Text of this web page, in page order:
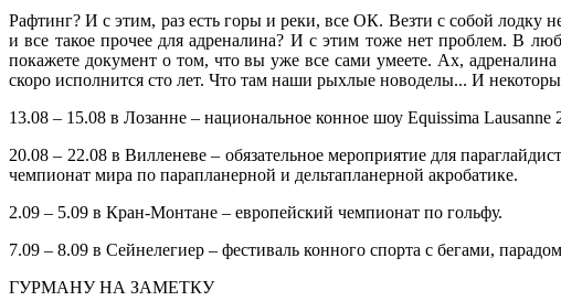
Рафтинг? И с этим, раз есть горы и реки, все ОК. Везти с собой лодку
и все такое прочее для адреналина? И с этим тоже нет проблем. В
покажете документ о том, что вы уже все сами умеете. Ах,
скоро исполнится сто лет. Что там наши рыхлые новоделы... И
13.08 – 15.08 в Лозанне – национальное конное шоу Equissima Lausanne
20.08 – 22.08 в Вилленеве – обязательное мероприятие для
чемпионат мира по парапланерной и дельтапланерной акробатике.
2.09 – 5.09 в Кран-Монтане – европейский чемпионат по гольфу.
7.09 – 8.09 в Сейнелегиер – фестиваль конного спорта с бегами,
ГУРМАНУ НА ЗАМЕТКУ